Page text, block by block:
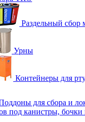
Раздельный сбор
Урны
Контейнеры для
для сбора и
под канистры, бочки